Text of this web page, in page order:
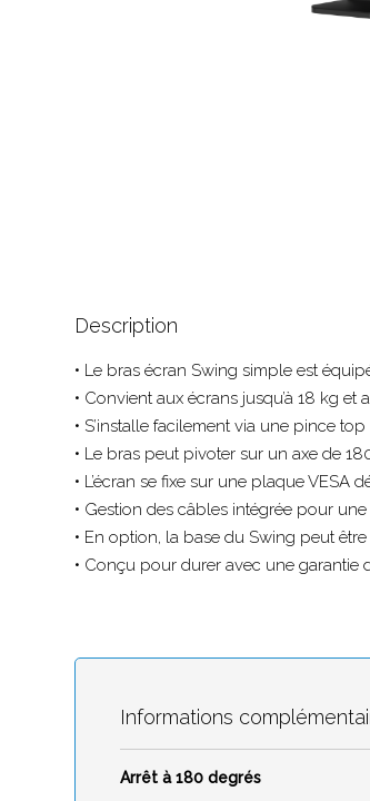
Bras support
Close
Description
• Le bras écran Swing simple est
• Convient aux écrans jusqu’à 18 kg et
• S’installe facilement via une pince
• Le bras peut pivoter sur un axe de
• L’écran se fixe sur une plaque VESA
• Gestion des câbles intégrée pour
• En option, la base du Swing peut
• Conçu pour durer avec une garantie
Informations
Arrêt à 180 degrés